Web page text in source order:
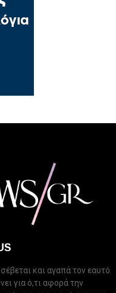
και αγαπά τον εαυτό
για ό,τι αφορά την